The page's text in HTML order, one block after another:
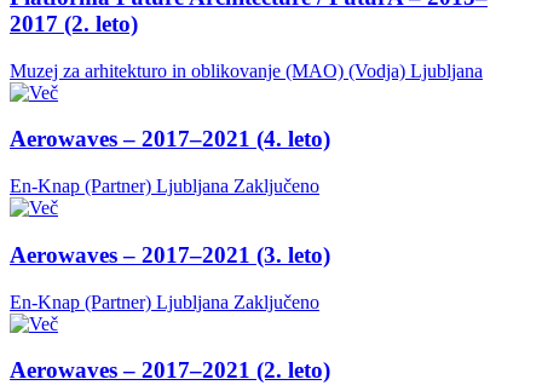
2017 (2. leto)
Muzej za arhitekturo in oblikovanje (MAO) (Vodja) Ljubljana
Aerowaves – 2017–2021 (4. leto)
En-Knap (Partner) Ljubljana Zaključeno
Aerowaves – 2017–2021 (3. leto)
En-Knap (Partner) Ljubljana Zaključeno
Aerowaves – 2017–2021 (2. leto)